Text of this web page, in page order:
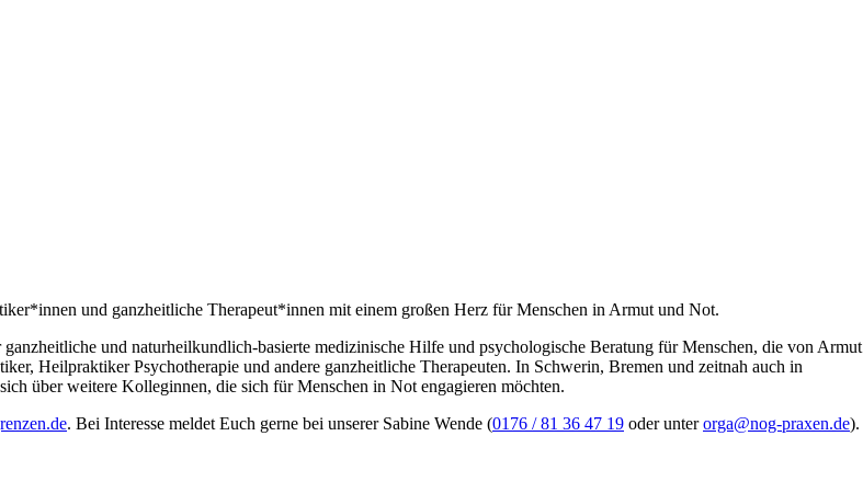
und ganzheitliche Therapeut*innen mit einem großen Herz für Menschen in Armut und Not.
und naturheilkundlich-basierte medizinische Hilfe und psychologische Beratung für Menschen, die von Armut
Heilpraktiker Psychotherapie und andere ganzheitliche Therapeuten. In Schwerin, Bremen und zeitnah auch in
über weitere Kolleginnen, die sich für Menschen in Not engagieren möchten.
. Bei Interesse meldet Euch gerne bei unserer Sabine Wende (0176 / 81 36 47 19 oder unterorga@nog-praxen.de).